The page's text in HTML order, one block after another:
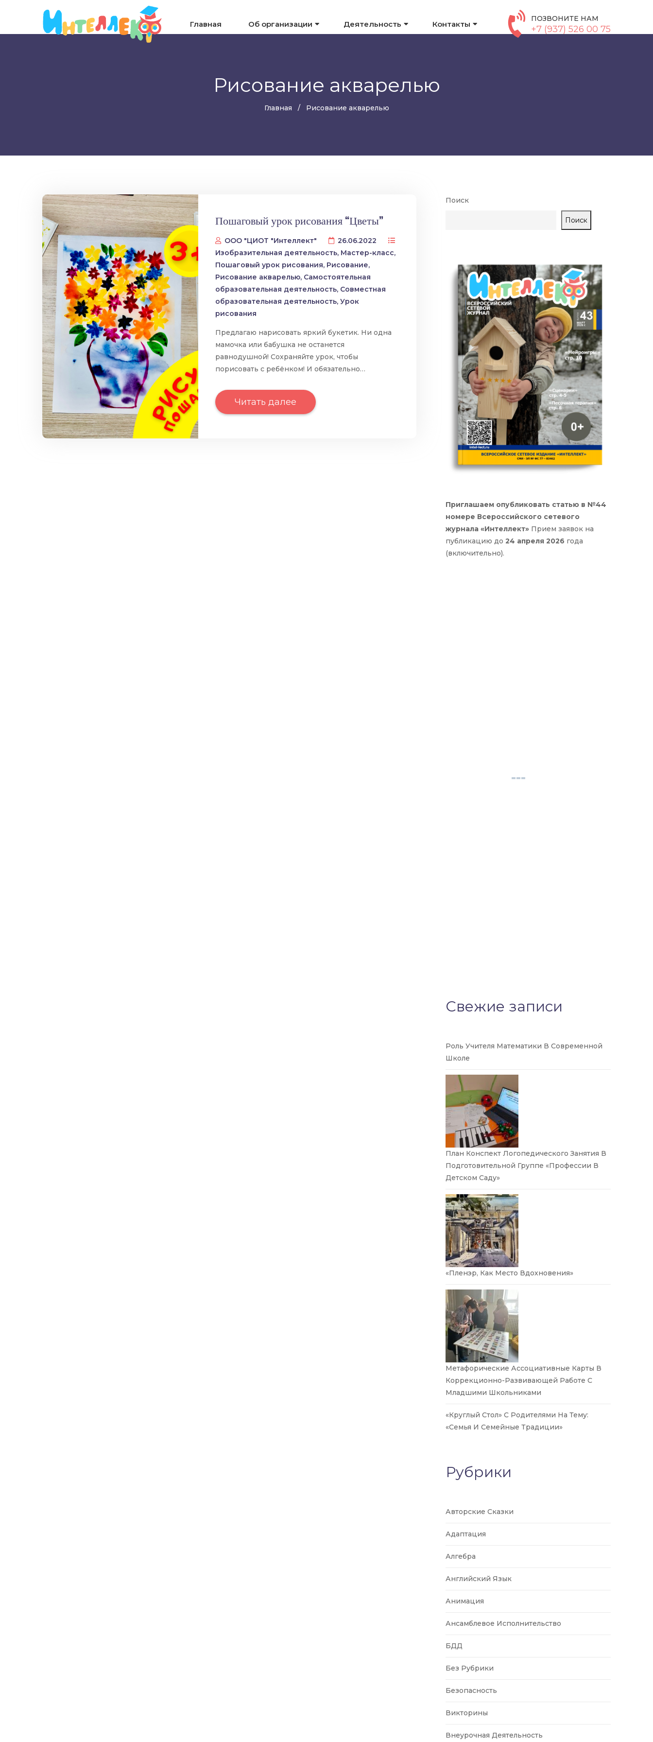
Главная Об организации Деятельность Контакты
ПОЗВОНИТЕ НАМ
+7 (937) 526 00 75
Рисование акварелью
Главная Рисование акварелью
Пошаговый урок рисования “Цветы”
ООО "ЦИОТ "Интеллект"
26.06.2022
Изобразительная деятельность, Мастер-класс,
Пошаговый урок рисования, Рисование,
Рисование акварелью, Самостоятельная
образовательная деятельность, Совместная
образовательная деятельность, Урок
рисования
Предлагаю нарисовать яркий букетик. Ни одна
мамочка или бабушка не останется
равнодушной! Сохраняйте урок, чтобы
порисовать с ребёнком! И обязательно…
Читать далее
Поиск
Поиск
Приглашаем опубликовать статью в №44
номере Всероссийского сетевого
журнала «Интеллект» Прием заявок на
публикацию до 24 апреля 2026 года
(включительно).
Свежие записи
Роль Учителя Математики В Современной
Школе
План Конспект Логопедического Занятия В
Подготовительной Группе «Профессии В
Детском Саду»
«Пленэр, Как Место Вдохновения»
Метафорические Ассоциативные Карты В
Коррекционно-Развивающей Работе С
Младшими Школьниками
«Круглый Стол» С Родителями На Тему:
«Семья И Семейные Традиции»
Рубрики
Авторские Сказки
Адаптация
Алгебра
Английский Язык
Анимация
Ансамблевое Исполнительство
БДД
Без Рубрики
Безопасность
Викторины
Внеурочная Деятельность